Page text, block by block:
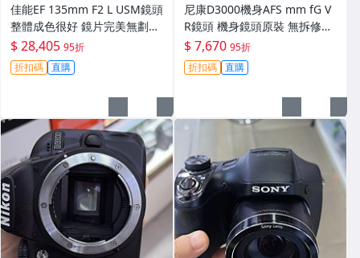
佳能EF 135mm F2 L USM鏡頭
整體成色很好 鏡片完美無劃痕
功能一切正常 無拆修無-3430
$ 28,405 95折
折扣碼 直購
尼康D3000機身AFS mm fG V
R鏡頭 機身鏡頭原裝 無拆修無
翻新 有輕微使用痕跡 鏡頭-34
30
$ 7,670 95折
折扣碼 直購